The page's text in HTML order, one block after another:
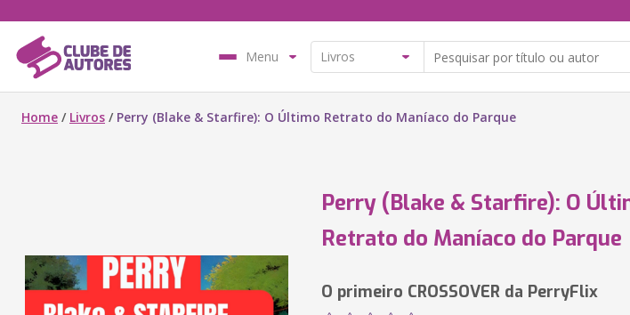
Menu
Home / Livros / Perry (Blake & Starfire): O Último Retrato do Maníaco do Parque
Perry (Blake & Starfire): O
Retrato do Maníaco do Parque
O primeiro CROSSOVER da PerryFlix